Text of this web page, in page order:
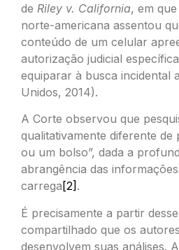
de Riley v. California, em
norte-americana assentou
conteúdo de um celular
autorização judicial
equiparar à busca incidental
Unidos, 2014).
A Corte observou que
qualitativamente diferente de
ou um bolso”, dada a
abrangência das
carrega [2] .
É precisamente a partir
compartilhado que os
desenvolvem suas análises.